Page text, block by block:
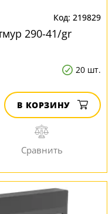
219829
290-41/gr
20 шт.
В КОРЗИНУ